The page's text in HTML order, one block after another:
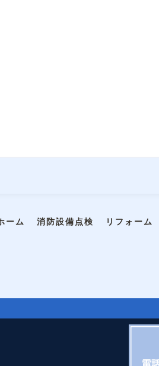
ーム 消防設備点検 リフォーム